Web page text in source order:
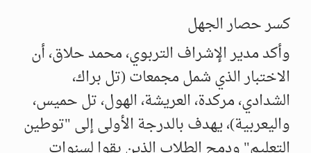
كسر حصار الجهل
وأكد مدير الإشراف التربوي، محمد حلاق، أن
الاختبار الذي شمل مجمعات (تل براك،
الشدادي، مركدة، العريشة، الهول، تل حميس،
واليعربية)، يهدف بالدرجة الأولى إلى "توطين